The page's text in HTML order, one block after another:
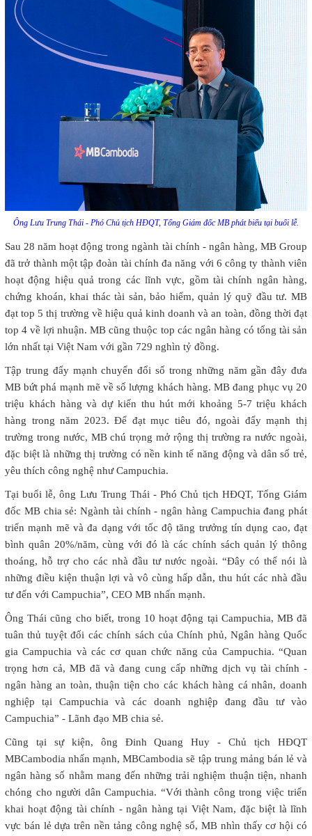
Ông Lưu Trung Thái - Phó Chủ tịch HĐQT, Tổng Giám đốc MB phát biểu tại buổi lễ.
Sau 28 năm hoạt động trong ngành tài chính - ngân hàng, MB Group
đã trở thành một tập đoàn tài chính đa năng với 6 công ty thành viên
hoạt động hiệu quả trong các lĩnh vực, gồm tài chính ngân hàng,
chứng khoán, khai thác tài sản, bảo hiểm, quản lý quỹ đầu tư. MB
đạt top 5 thị trường về hiệu quả kinh doanh và an toàn, đồng thời đạt
top 4 về lợi nhuận. MB cũng thuộc top các ngân hàng có tổng tài sản
lớn nhất tại Việt Nam với gần 729 nghìn tỷ đồng.
Tập trung đẩy mạnh chuyển đổi số trong những năm gần đây đưa
MB bứt phá mạnh mẽ về số lượng khách hàng. MB đang phục vụ 20
triệu khách hàng và dự kiến thu hút mới khoảng 5-7 triệu khách
hàng trong năm 2023. Để đạt mục tiêu đó, ngoài đẩy mạnh thị
trường trong nước, MB chú trọng mở rộng thị trường ra nước ngoài,
đặc biệt là những thị trường có nền kinh tế năng động và dân số trẻ,
yêu thích công nghệ như Campuchia.
Tại buổi lễ, ông Lưu Trung Thái - Phó Chủ tịch HĐQT, Tổng Giám
đốc MB chia sẻ: Ngành tài chính - ngân hàng Campuchia đang phát
triển mạnh mẽ và đa dạng với tốc độ tăng trưởng tín dụng cao, đạt
bình quân 20%/năm, cùng với đó là các chính sách quản lý thông
thoáng, hỗ trợ cho các nhà đầu tư nước ngoài. “Đây có thể nói là
những điều kiện thuận lợi và vô cùng hấp dẫn, thu hút các nhà đầu
tư đến với Campuchia”, CEO MB nhấn mạnh.
Ông Thái cũng cho biết, trong 10 hoạt động tại Campuchia, MB đã
tuân thủ tuyệt đối các chính sách của Chính phủ, Ngân hàng Quốc
gia Campuchia và các cơ quan chức năng của Campuchia. “Quan
trọng hơn cả, MB đã và đang cung cấp những dịch vụ tài chính -
ngân hàng an toàn, thuận tiện cho các khách hàng cá nhân, doanh
nghiệp tại Campuchia và các doanh nghiệp đang đầu tư vào
Campuchia” - Lãnh đạo MB chia sẻ.
Cũng tại sự kiện, ông Đinh Quang Huy - Chủ tịch HĐQT
MBCambodia nhấn mạnh, MBCambodia sẽ tập trung mảng bán lẻ và
ngân hàng số nhằm mang đến những trải nghiệm thuận tiện, nhanh
chóng cho người dân Campuchia. “Với thành công trong việc triển
khai hoạt động tài chính - ngân hàng tại Việt Nam, đặc biệt là lĩnh
vực bán lẻ dựa trên nền tảng công nghệ số, MB nhìn thấy cơ hội có